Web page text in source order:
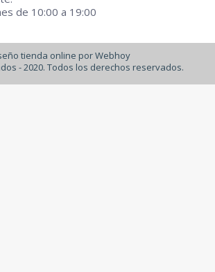
de 10:00 a 19:00
tienda online por Webhoy
- 2020. Todos los derechos reservados.